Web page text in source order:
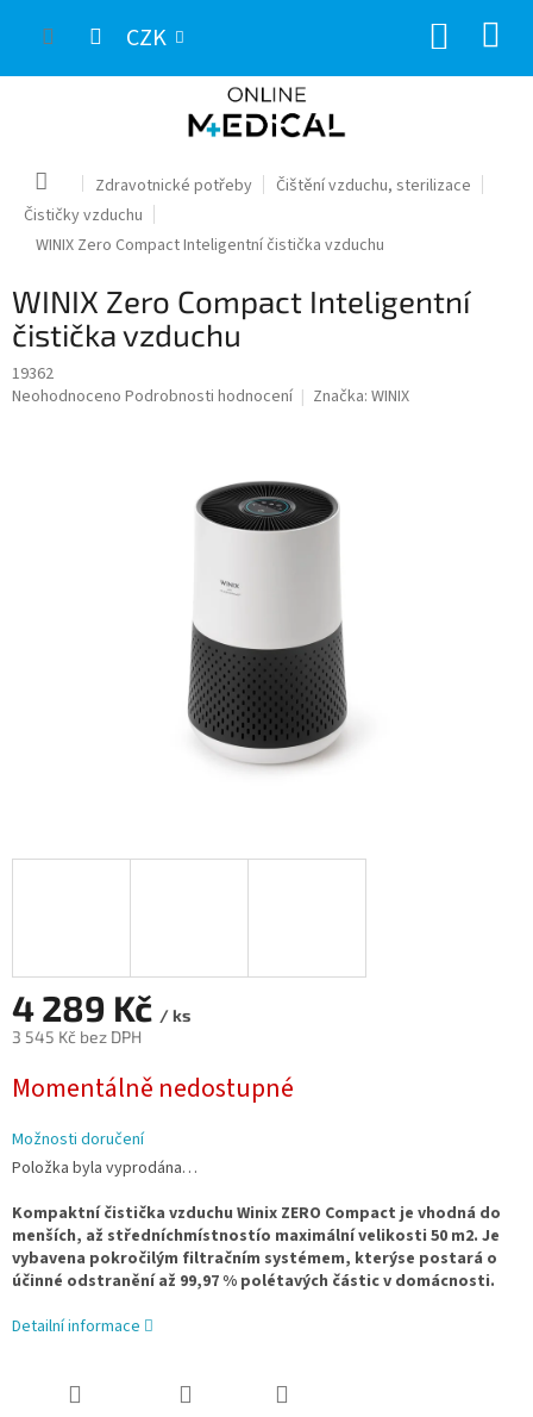
CZK
Domů Zdravotnické potřeby
Čištění vzduchu, sterilizace
Čističky vzduchu
WINIX Zero Compact Inteligentní čistička vzduchu
WINIX Zero Compact Inteligentní
čistička vzduchu
19362
Průměrné
Neohodnoceno Podrobnosti hodnocení Značka: WINIX
4 289 Kč / ks
3 545 Kč bez DPH
cena:
Momentálně nedostupné
Možnosti doručení
Položka byla vyprodána…
Kompaktní čistička vzduchu Winix ZERO Compact je vhodná do
menších, až středníchmístnostío maximální velikosti 50 m2. Je
vybavena pokročilým filtračním systémem, kterýse postará o
účinné odstranění až 99,97 % polétavých částic v domácnosti.
Detailní informace